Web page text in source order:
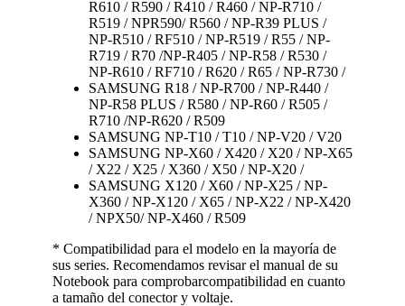
R610 / R590 / R410 / R460 / NP-R710 /
R519 / NPR590/ R560 / NP-R39 PLUS /
NP-R510 / RF510 / NP-R519 / R55 / NP-
R719 / R70 /NP-R405 / NP-R58 / R530 /
NP-R610 / RF710 / R620 / R65 / NP-R730 /
SAMSUNG R18 / NP-R700 / NP-R440 /
NP-R58 PLUS / R580 / NP-R60 / R505 /
R710 /NP-R620 / R509
SAMSUNG NP-T10 / T10 / NP-V20 / V20
SAMSUNG NP-X60 / X420 / X20 / NP-X65
/ X22 / X25 / X360 / X50 / NP-X20 /
SAMSUNG X120 / X60 / NP-X25 / NP-
X360 / NP-X120 / X65 / NP-X22 / NP-X420
/ NPX50/ NP-X460 / R509
* Compatibilidad para el modelo en la mayoría de
sus series. Recomendamos revisar el manual de su
Notebook para comprobarcompatibilidad en cuanto
a tamaño del conector y voltaje.